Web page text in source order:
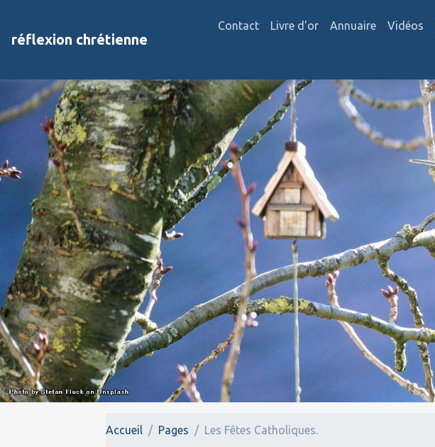
réflexion chrétienne
Contact Livre d'or Annuaire Vidéos
Accueil Pages Les Fêtes Catholiques.